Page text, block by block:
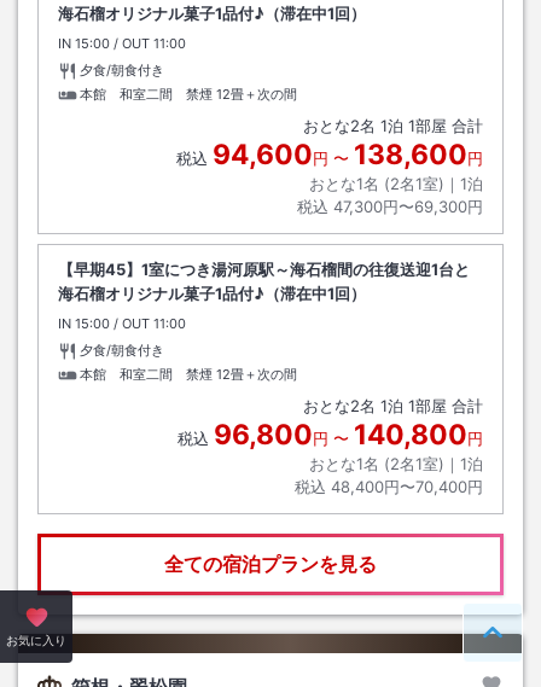
海石榴オリジナル菓子1品付♪（滞在中1回）
IN チェックイン
15:00 / OUT チェックアウト
11:00
夕食/朝食付き
本館 和室二間 禁煙 12畳＋次の間
おとな2名 1泊 1部屋 合計
税込 94,600円 〜 138,600円
おとな1名 (2名1室)｜ 1泊
税込 47,300円〜69,300円
【早期45】1室につき湯河原駅～海石榴間の往復送迎1台と
海石榴オリジナル菓子1品付♪（滞在中1回）
IN チェックイン
15:00 / OUT チェックアウト
11:00
夕食/朝食付き
本館 和室二間 禁煙 12畳＋次の間
おとな2名 1泊 1部屋 合計
税込 96,800円 〜 140,800円
おとな1名 (2名1室)｜ 1泊
税込 48,400円〜70,400円
全ての宿泊プランを見る
お気に入り ペー